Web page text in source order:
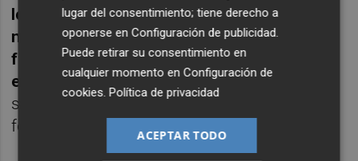
los funcionarios encargados de cada
negociado, para que el juez "acceda de
forma inmediata al contenido de cuanto
entienda necesario comprobar o investigar,
sin necesidad de autorización previa o
formalidad alguna".
lugar del consentimiento; tiene derecho a
oponerse enConfiguración de publicidad.
Puede retirar su consentimiento en
cualquier momento enConfiguración de
cookies.Política de privacidad
ACEPTAR TODO